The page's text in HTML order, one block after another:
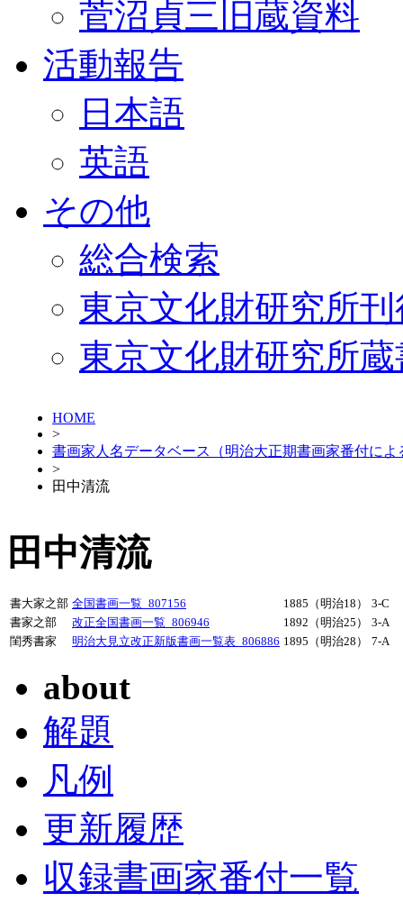
菅沼貞三旧蔵資料
活動報告
日本語
英語
その他
総合検索
東京文化財研究所
東京文化財研究所
HOME
>
書画家人名データベース（明治大正期書画家番付によ
>
田中清流
田中清流
書大家之部 全国書画一覧_807156 1885（明治18）
3-C
書家之部
改正全国書画一覧_806946 1892（明治25）
3-A
閨秀書家
明治大見立改正新版書画一覧表_806886 1895（明治28） 7-A
about
解題
凡例
更新履歴
収録書画家番付一覧